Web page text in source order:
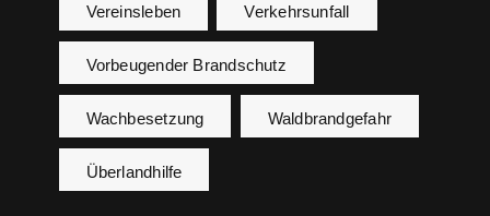
Vereinsleben Verkehrsunfall
Vorbeugender Brandschutz
Wachbesetzung Waldbrandgefahr
Überlandhilfe